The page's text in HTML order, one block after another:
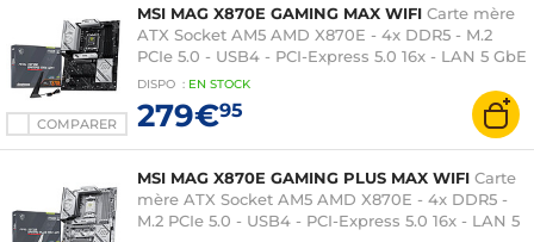
COMPARER
MSI MAG X870E GAMING MAX WIFI Carte mère
ATX Socket AM5 AMD X870E - 4x DDR5 - M.2
PCIe 5.0 - USB4 - PCI-Express 5.0 16x - LAN 5 GbE
- Wi-Fi 7
DISPO : EN STOCK
279€95
MSI MAG X870E GAMING PLUS MAX WIFI Carte
mère ATX Socket AM5 AMD X870E - 4x DDR5 -
M.2 PCIe 5.0 - USB4 - PCI-Express 5.0 16x - LAN 5